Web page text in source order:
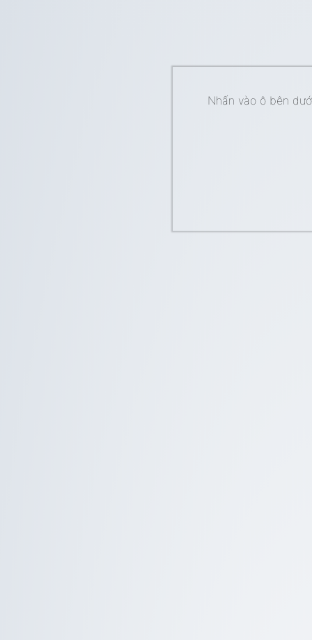
Nhấn vào ô bên